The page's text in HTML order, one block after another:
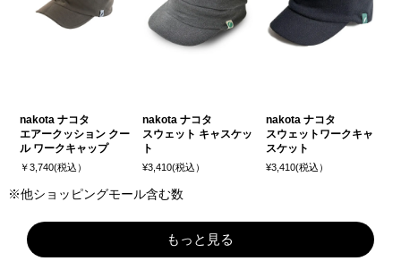
nakota ナコタ
エアークッション クー
ル ワークキャップ
￥3,740(税込）
nakota ナコタ
スウェット キャスケッ
ト
¥3,410(税込）
nakota ナコタ
スウェットワークキャ
スケット
¥3,410(税込）
※他ショッピングモール含む数
もっと見る